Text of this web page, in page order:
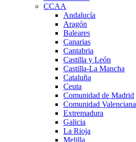
CCAA
Andalucía
Aragón
Baleares
Canarias
Cantabria
Castilla y León
Castilla-La Mancha
Cataluña
Ceuta
Comunidad de Madrid
Comunidad Valenciana
Extremadura
Galicia
La Rioja
Melilla